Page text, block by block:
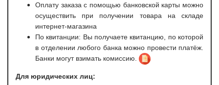
Оплату заказа с помощью банковской карты можно
осуществить при получении товара на складе
интернет-магазина
По квитанции: Вы получаете квитанцию, по которой
в отделении любого банка можно провести платёж.
Банки могут взимать комиссию.
Для юридических лиц: